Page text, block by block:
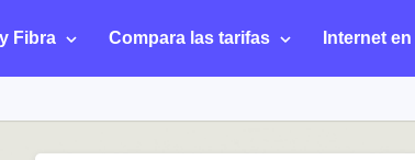
Fibra Compara las tarifas Internet